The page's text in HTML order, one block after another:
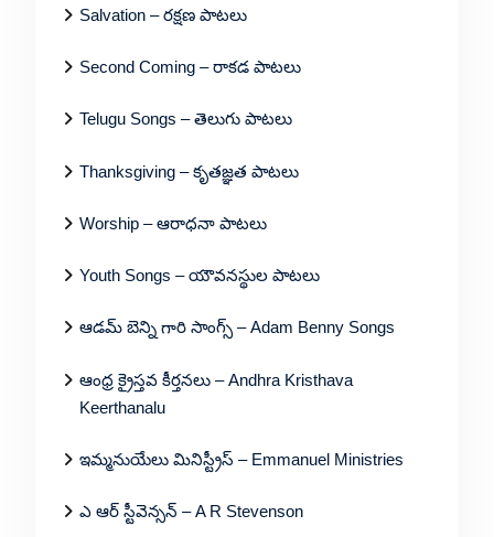
Salvation – రక్షణ పాటలు
Second Coming – రాకడ పాటలు
Telugu Songs – తెలుగు పాటలు
Thanksgiving – కృతజ్ఞత పాటలు
Worship – ఆరాధనా పాటలు
Youth Songs – యౌవనస్థుల పాటలు
ఆడమ్ బెన్ని గారి సాంగ్స్ – Adam Benny Songs
ఆంధ్ర క్రైస్తవ కీర్తనలు – Andhra Kristhava
Keerthanalu
ఇమ్మనుయేలు మినిస్ట్రీస్ – Emmanuel Ministries
ఎ ఆర్ స్టీవెన్సన్ – A R Stevenson